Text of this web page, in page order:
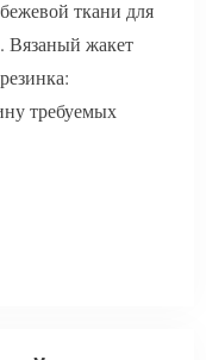
ткани для
Вязаный жакет
требуемых